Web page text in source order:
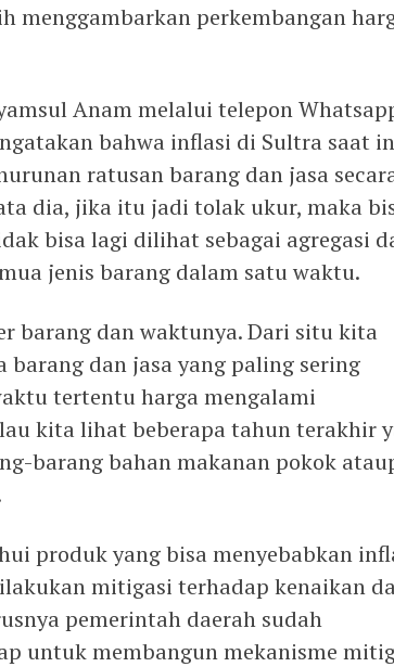
menggambarkan perkembangan
Anam melalui telepon
bahwa inflasi di Sultra saat
ratusan barang dan jasa
dia, jika itu jadi tolak ukur, maka
bisa lagi dilihat sebagai agregasi
jenis barang dalam satu waktu.
barang dan waktunya. Dari situ kita
barang dan jasa yang paling sering
tertentu harga mengalami
kita lihat beberapa tahun terakhir
barang bahan makanan pokok
produk yang bisa menyebabkan
mitigasi terhadap kenaikan
pemerintah daerah sudah
untuk membangun mekanisme